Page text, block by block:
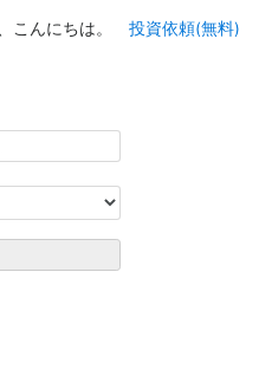
こんにちは。
投資依頼(無料)